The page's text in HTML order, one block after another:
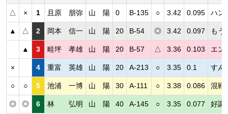
△ × 1 且原 朋弥 山 陽 0 B-135 ○ 3.42 0.095 ハン
▲ △ 2 岡本 信一 山 陽 20 B-54 ◎ 3.42 0.097 もう
▲ 3 畦坪 孝雄 山 陽 20 B-57 △ 3.36 0.103 エン
× 4 重富 英雄 山 陽 20 A-213 ○ 3.35 0.1 すん
○ ○ 5 池浦 一博 山 陽 30 A-111 ○ 3.38 0.086 混戦
◎ ◎ 6 林 弘明 山 陽 40 A-145 ○ 3.35 0.077 好調